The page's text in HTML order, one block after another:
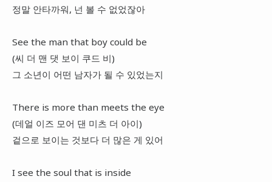
정말 안타까워, 넌 볼 수 없었잖아
See the man that boy could be
(씨 더 맨 댓 보이 쿠드 비)
그 소년이 어떤 남자가 될 수 있었는지
There is more than meets the eye
(데얼 이즈 모어 댄 미츠 더 아이)
겉으로 보이는 것보다 더 많은 게 있어
I see the soul that is inside